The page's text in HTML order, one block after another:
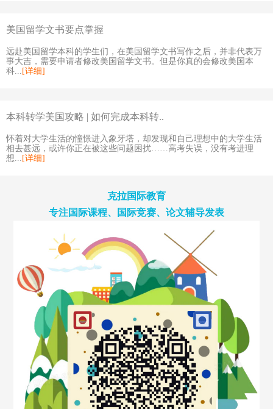
美国留学文书要点掌握
远赴美国留学本科的学生们，在美国留学文书写作之后，并非代表万
事大吉，需要申请者修改美国留学文书。但是你真的会修改美国本
科... [详细]
本科转学美国攻略 | 如何完成本科转..
怀着对大学生活的憧憬进入象牙塔，却发现和自己理想中的大学生活
相去甚远，或许你正在被这些问题困扰……高考失误，没有考进理
想... [详细]
克拉国际教育
专注国际课程、国际竞赛、论文辅导发表